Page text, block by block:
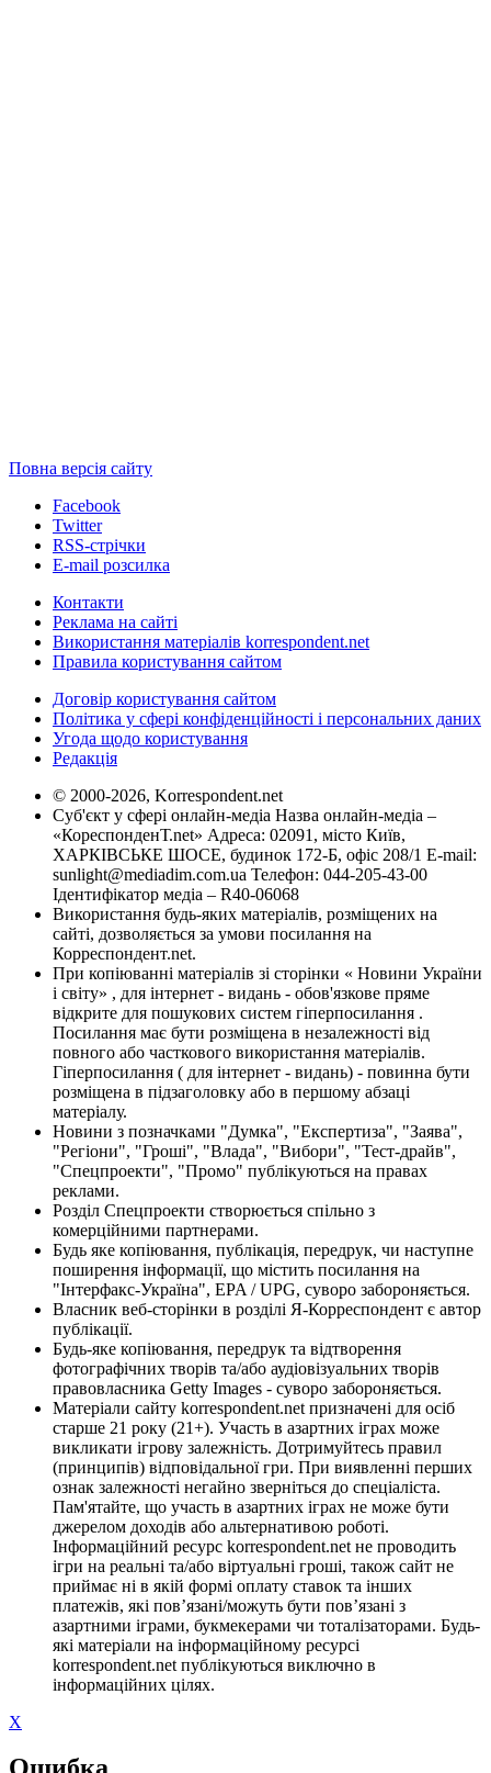
Повна версія сайту
Facebook
Twitter
RSS-стрічки
E-mail розсилка
Контакти
Реклама на сайті
Використання матеріалів korrespondent.net
Правила користування сайтом
Договір користування сайтом
Політика у сфері конфіденційності і персональних даних
Угода щодо користування
Редакція
© 2000-2026, Korrespondent.net
Суб'єкт у сфері онлайн-медіа Назва онлайн-медіа –
«КореспонденТ.net» Адреса: 02091, місто Київ,
ХАРКІВСЬКЕ ШОСЕ, будинок 172-Б, офіс 208/1 E-mail:
sunlight@mediadim.com.ua Телефон: 044-205-43-00
Ідентифікатор медіа – R40-06068
Використання будь-яких матеріалів, розміщених на
сайті, дозволяється за умови посилання на
Корреспондент.net.
При копіюванні матеріалів зі сторінки « Новини України
і світу» , для інтернет - видань - обов'язкове пряме
відкрите для пошукових систем гіперпосилання .
Посилання має бути розміщена в незалежності від
повного або часткового використання матеріалів.
Гіперпосилання ( для інтернет - видань) - повинна бути
розміщена в підзаголовку або в першому абзаці
матеріалу.
Новини з позначками "Думка", "Експертиза", "Заява",
"Регіони", "Гроші", "Влада", "Вибори", "Тест-драйв",
"Спецпроекти", "Промо" публікуються на правах
реклами.
Розділ Спецпроекти створюється спільно з
комерційними партнерами.
Будь яке копіювання, публікація, передрук, чи наступне
поширення інформації, що містить посилання на
"Інтерфакс-Україна", EPA / UPG, суворо забороняється.
Власник веб-сторінки в розділі Я-Корреспондент є автор
публікації.
Будь-яке копіювання, передрук та відтворення
фотографічних творів та/або аудіовізуальних творів
правовласника Getty Images - суворо забороняється.
Матеріали сайту korrespondent.net призначені для осіб
старше 21 року (21+). Участь в азартних іграх може
викликати ігрову залежність. Дотримуйтесь правил
(принципів) відповідальної гри. При виявленні перших
ознак залежності негайно зверніться до спеціаліста.
Пам'ятайте, що участь в азартних іграх не може бути
джерелом доходів або альтернативою роботі.
Інформаційний ресурс korrespondent.net не проводить
ігри на реальні та/або віртуальні гроші, також сайт не
приймає ні в якій формі оплату ставок та інших
платежів, які пов’язані/можуть бути пов’язані з
азартними іграми, букмекерами чи тоталізаторами. Будь-
які матеріали на інформаційному ресурсі
korrespondent.net публікуються виключно в
інформаційних цілях.
X